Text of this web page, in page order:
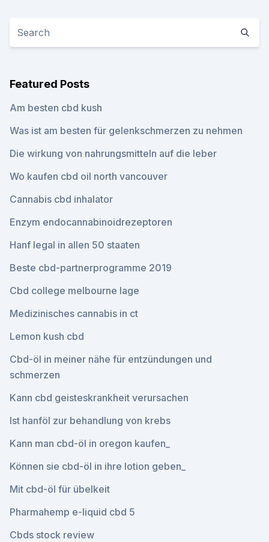
Featured Posts
Am besten cbd kush
Was ist am besten für gelenkschmerzen zu nehmen
Die wirkung von nahrungsmitteln auf die leber
Wo kaufen cbd oil north vancouver
Cannabis cbd inhalator
Enzym endocannabinoidrezeptoren
Hanf legal in allen 50 staaten
Beste cbd-partnerprogramme 2019
Cbd college melbourne lage
Medizinisches cannabis in ct
Lemon kush cbd
Cbd-öl in meiner nähe für entzündungen und
schmerzen
Kann cbd geisteskrankheit verursachen
Ist hanföl zur behandlung von krebs
Kann man cbd-öl in oregon kaufen_
Können sie cbd-öl in ihre lotion geben_
Mit cbd-öl für übelkeit
Pharmahemp e-liquid cbd 5
Cbds stock review